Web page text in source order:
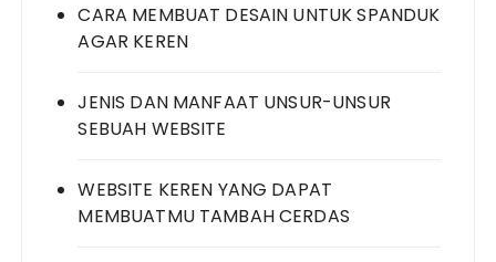
CARA MEMBUAT DESAIN UNTUK SPANDUK
AGAR KEREN
JENIS DAN MANFAAT UNSUR-UNSUR
SEBUAH WEBSITE
WEBSITE KEREN YANG DAPAT
MEMBUATMU TAMBAH CERDAS